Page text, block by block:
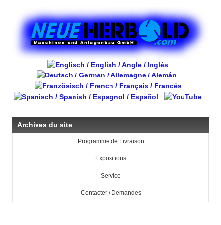
Archives du site
Programme de Livraison
Expositions
Service
Contacter / Demandes